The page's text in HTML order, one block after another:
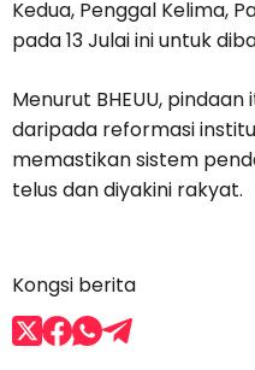
Kedua, Penggal Kelima,
pada 13 Julai ini untuk
Menurut BHEUU,
daripada reformasi
memastikan sistem
telus dan diyakini rakyat.
Kongsi berita